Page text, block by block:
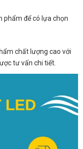
phẩm để có lựa chọn
chất lượng cao với
tư vấn chi tiết.